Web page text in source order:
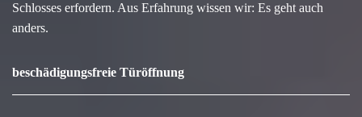
Schlosses erfordern. Aus Erfahrung wissen wir: Es geht auch
anders.
beschädigungsfreie Türöffnung